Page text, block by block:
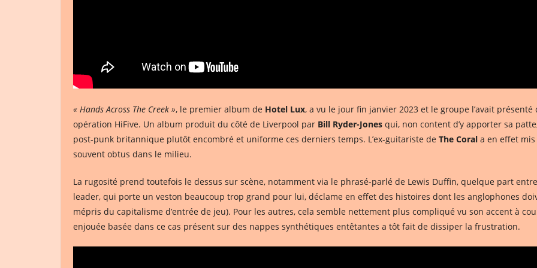
« Hands Across The Creek », le premier album de Hotel Lux, a vu le jour fin janvier 2023 et le groupe l’avait
opération HiFive. Un album produit du côté de Liverpool par Bill Ryder-Jones qui, non content d’y apporter sa
post-punk britannique plutôt encombré et uniforme ces derniers temps. L’ex-guitariste de The Coral a en effet
souvent obtus dans le milieu.
La rugosité prend toutefois le dessus sur scène, notamment via le phrasé-parlé de Lewis Duffin, quelque part
leader, qui porte un veston beaucoup trop grand pour lui, déclame en effet des histoires dont les anglophones
mépris du capitalisme d’entrée de jeu). Pour les autres, cela semble nettement plus compliqué vu son accent à
enjouée basée dans ce cas présent sur des nappes synthétiques entêtantes a tôt fait de dissiper la frustration.